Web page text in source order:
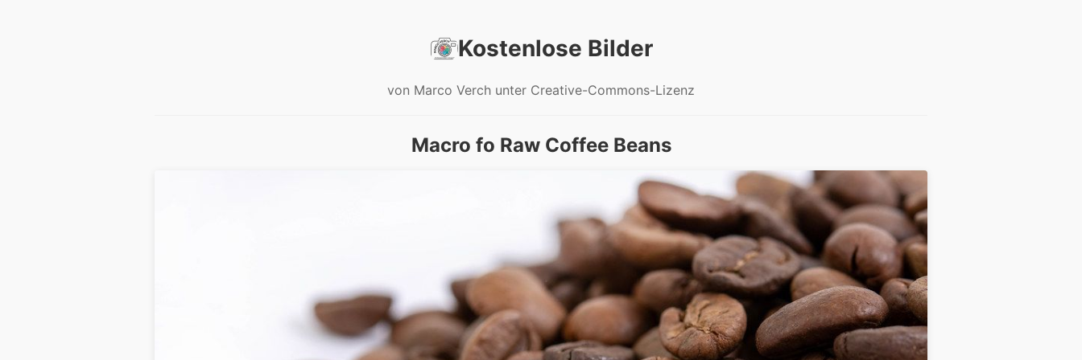
Kostenlose Bilder
von Marco Verch unter Creative-Commons-Lizenz
Macro fo Raw Coffee Beans